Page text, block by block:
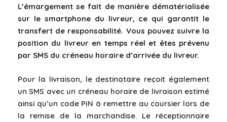
L’émargement se fait de manière dématérialisée
sur le smartphone du livreur, ce qui garantit le
transfert de responsabilité. Vous pouvez suivre la
position du livreur en temps réel et êtes prévenu
par SMS du créneau horaire d’arrivée du livreur.
Pour la livraison, le destinataire reçoit également
un SMS avec un créneau horaire de livraison estimé
ainsi qu’un code PIN à remettre au coursier lors de
la remise de la marchandise. Le réceptionnaire